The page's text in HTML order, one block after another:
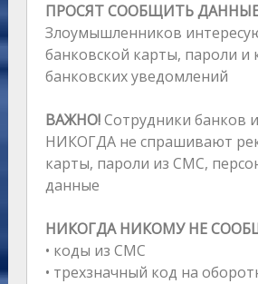
ПРОСЯТ СООБЩИТЬ
Злоумышленников
банковской карты, пароли и
банковских уведомлений
ВАЖНО!Сотрудники банков
НИКОГДА не спрашивают
карты, пароли из СМС,
данные
НИКОГДА НИКОМУ НЕ
• коды из СМС
• трехзначный код на